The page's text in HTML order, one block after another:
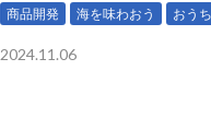
商品開発 海を味わおう おう
2024.11.06